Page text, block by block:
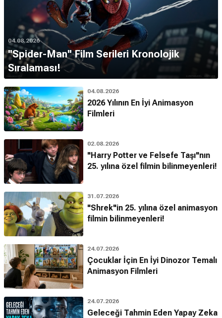
04.08.2026
''Spider-Man'' Film Serileri Kronolojik
Sıralaması!
04.08.2026
2026 Yılının En İyi Animasyon
Filmleri
02.08.2026
"Harry Potter ve Felsefe Taşı"nın
25. yılına özel filmin bilinmeyenleri!
31.07.2026
"Shrek"in 25. yılına özel animasyon
filmin bilinmeyenleri!
24.07.2026
Çocuklar İçin En İyi Dinozor Temalı
Animasyon Filmleri
24.07.2026
Geleceği Tahmin Eden Yapay Zeka